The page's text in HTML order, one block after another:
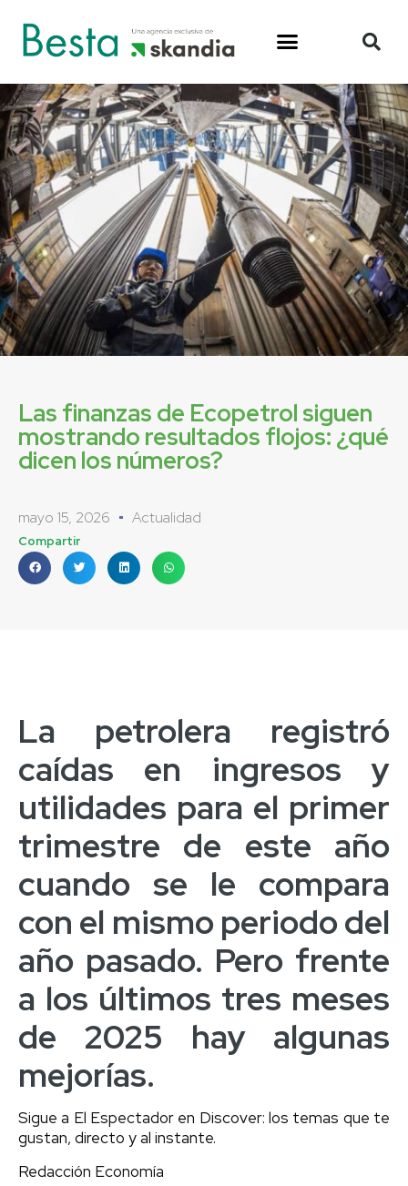
Las finanzas de Ecopetrol siguen
mostrando resultados flojos: ¿qué
dicen los números?
mayo 15, 2026 Actualidad
Compartir
La petrolera registró
caídas en ingresos y
utilidades para el primer
trimestre de este año
cuando se le compara
con el mismo periodo del
año pasado. Pero frente
a los últimos tres meses
de 2025 hay algunas
mejorías.
Sigue a El Espectador en Discover: los temas que te
gustan, directo y al instante.
Redacción Economía